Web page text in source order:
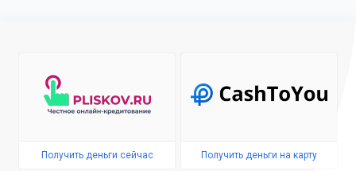
Получить деньги сейчас Получить деньги на карту